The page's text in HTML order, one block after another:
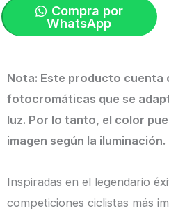
Bastilla
Lente
con
espejo
azul
ORIGINAL
100%
cantidad
Compra por
WhatsApp
Nota: Este producto cuenta
fotocromáticas que se
luz. Por lo tanto, el color
imagen según la iluminación.
Inspiradas en el legendario
competiciones ciclistas más